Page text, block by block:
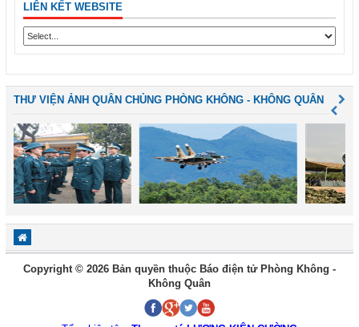
LIÊN KẾT WEBSITE
THƯ VIỆN ẢNH QUÂN CHỦNG PHÒNG KHÔNG - KHÔNG QUÂN
Copyright © 2026 Bản quyền thuộc Báo điện tử Phòng Không -
Không Quân